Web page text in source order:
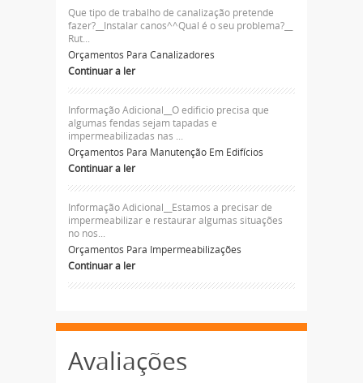
Que tipo de trabalho de canalização pretende
fazer?__Instalar canos^^Qual é o seu problema?__
Rut...
Orçamentos Para Canalizadores
Continuar a ler
Informação Adicional__O edificio precisa que
algumas fendas sejam tapadas e
impermeabilizadas nas ...
Orçamentos Para Manutenção Em Edifícios
Continuar a ler
Informação Adicional__Estamos a precisar de
impermeabilizar e restaurar algumas situações
no nos...
Orçamentos Para Impermeabilizações
Continuar a ler
Avaliações